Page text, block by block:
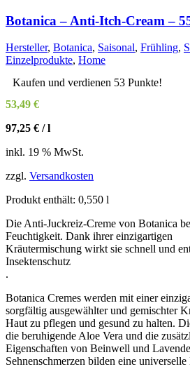
Botanica – Anti-Itch-Cream –
Hersteller, Botanica, Saisonal, Frühling,
Einzelprodukte, Home
Kaufen und verdienen 53 Punkte!
53,49 €
97,25 € /l
inkl. 19 % MwSt.
zzgl. Versandkosten
Produkt enthält: 0,550 l
Die Anti-Juckreiz-Creme von Botanica
Feuchtigkeit. Dank ihrer einzigartigen
Kräutermischung wirkt sie schnell und
Insektenschutz
.
Botanica Cremes werden mit einer
sorgfältig ausgewählter und gemischter
Haut zu pflegen und gesund zu halten.
die beruhigende Aloe Vera und die
Eigenschaften von Beinwell und
Sehnenschmerzen bilden eine